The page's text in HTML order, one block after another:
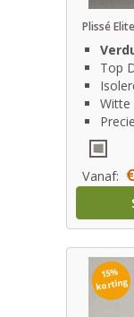
Plissé
Top
Witte
Vanaf:
15%
korting